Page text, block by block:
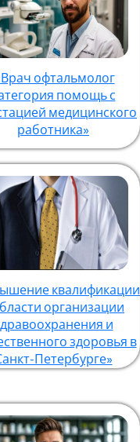
офтальмолог
помощь с
медицинского
работника»
квалификации
организации
и
здоровья в
Петербурге»